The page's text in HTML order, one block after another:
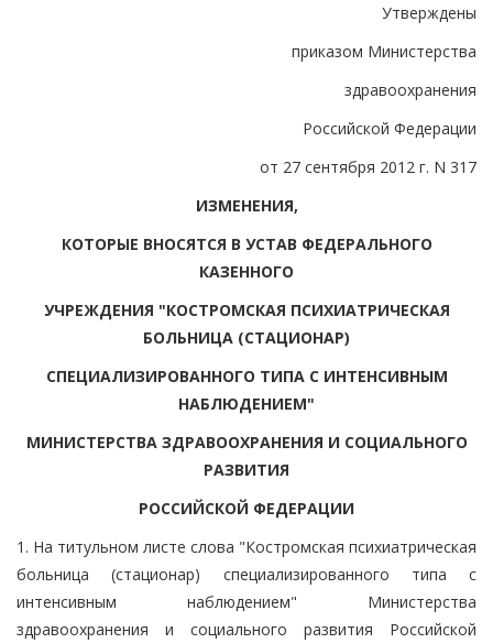
Утверждены
приказом Министерства
здравоохранения
Российской Федерации
от 27 сентября 2012 г. N 317
ИЗМЕНЕНИЯ,
КОТОРЫЕ ВНОСЯТСЯ В УСТАВ ФЕДЕРАЛЬНОГО
КАЗЕННОГО
УЧРЕЖДЕНИЯ "КОСТРОМСКАЯ ПСИХИАТРИЧЕСКАЯ
БОЛЬНИЦА (СТАЦИОНАР)
СПЕЦИАЛИЗИРОВАННОГО ТИПА С ИНТЕНСИВНЫМ
НАБЛЮДЕНИЕМ"
МИНИСТЕРСТВА ЗДРАВООХРАНЕНИЯ И СОЦИАЛЬНОГО
РАЗВИТИЯ
РОССИЙСКОЙ ФЕДЕРАЦИИ
1. На титульном листе слова "Костромская психиатрическая
больница (стационар) специализированного типа с
интенсивным наблюдением" Министерства
здравоохранения и социального развития Российской